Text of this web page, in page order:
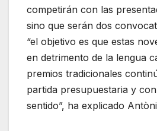
competirán con las
sino que serán dos
“el objetivo es que estas
en detrimento de la lengua
premios tradicionales
partida presupuestaria y
sentido”, ha explicado